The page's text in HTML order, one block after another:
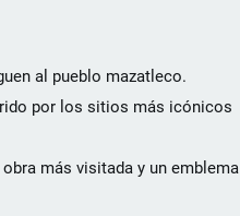
al pueblo mazatleco.
por los sitios más icónicos
más visitada y un emblema